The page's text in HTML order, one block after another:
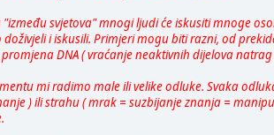
svjetova" mnogi ljudi će iskusiti mnoge
i iskusili. Primjeri mogu biti razni, od
DNA ( vraćanje neaktivnih dijelova natrag
mi radimo male ili velike odluke. Svaka
) ili strahu ( mrak = suzbijanje znanja =